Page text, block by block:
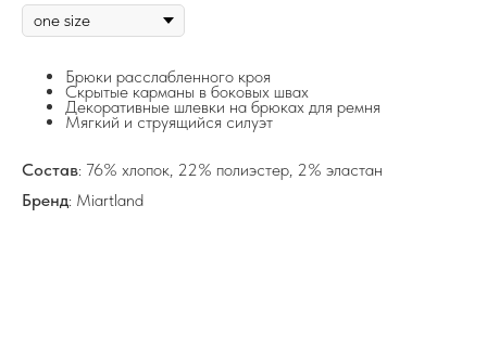
Брюки расслабленного кроя
Скрытые карманы в боковых швах
Декоративные шлевки на брюках для ремня
Мягкий и струящийся силуэт
Состав: 76% хлопок, 22% полиэстер, 2% эластан
Бренд: Miartland
Разделы сайта
Все товары
info@frwl.store
+7 919 690-30-30